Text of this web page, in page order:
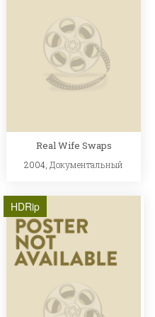
Real Wife Swaps
2004,Документальный
HDRip